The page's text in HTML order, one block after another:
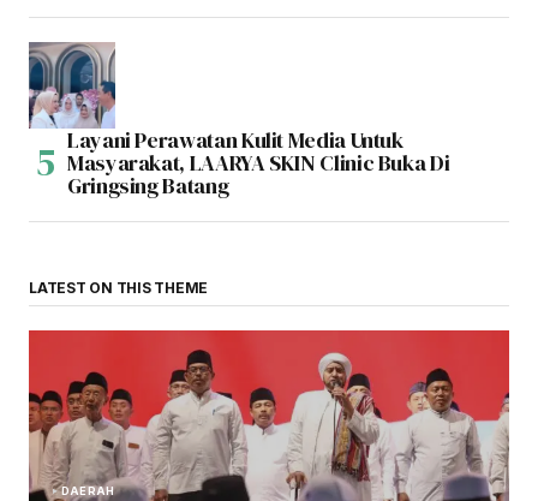
Layani Perawatan Kulit Media Untuk
Masyarakat, LAARYA SKIN Clinic Buka Di
Gringsing Batang
LATEST ON THIS THEME
DAERAH